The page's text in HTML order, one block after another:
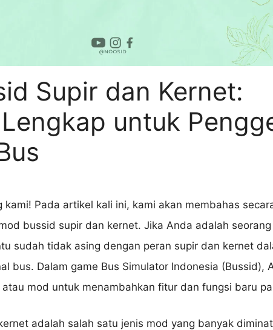
Supir dan Kernet:
untuk
Pada artikel kali ini, kami akan membahas
bussid supir dan kernet. Jika Anda adalah
sudah tidak asing dengan peran supir dan kernet
bus. Dalam game Bus Simulator Indonesia (Bussid),
mod untuk menambahkan fitur dan fungsi baru
adalah salah satu jenis mod yang banyak